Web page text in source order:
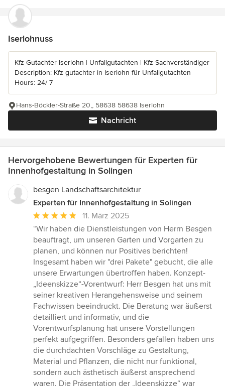
Iserlohnuss
Kfz Gutachter Iserlohn | Unfallgutachten | Kfz-Sachverständiger
Description: Kfz gutachter in Iserlohn für Unfallgutachten
Hours: 24/ 7
Nachricht
Hans-Böckler-Straße 20,, 58638 58638 Iserlohn
Hervorgehobene Bewertungen für Experten für
Innenhofgestaltung in Solingen
besgen Landschaftsarchitektur
Experten für Innenhofgestaltung in Solingen
Durchschnittliche
Bewertung:
5
von
5
Sternen
11. März 2025
“Wir haben die Dienstleistungen von Herrn Besgen
beauftragt, um unseren Garten und Vorgarten zu
planen, und können nur Positives berichten!
Insgesamt haben wir "drei Pakete" gebucht, die alle
unsere Erwartungen übertroffen haben. Konzept-
„Ideenskizze“-Vorentwurf: Herr Besgen hat uns mit
seiner kreativen Herangehensweise und seinem
Fachwissen beeindruckt. Die Beratung war äußerst
detailliert und informativ, und die
Vorentwurfsplanung hat unsere Vorstellungen
perfekt aufgegriffen. Besonders gefallen haben uns
die durchdachten Vorschläge zu Gestaltung,
Material und Pflanzen, die nicht nur funktional,
sondern auch ästhetisch äußerst ansprechend
waren. Die Präsentation der „Ideenskizze“ war